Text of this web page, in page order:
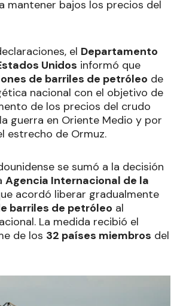
mantener bajos los precios del
el Departamento
Unidos informó que
de barriles de petróleo de
nacional con el objetivo de
de los precios del crudo
guerra en Oriente Medio y por
estrecho de Ormuz.
se sumó a la decisión
Agencia Internacional de la
acordó liberar gradualmente
barriles de petróleo al
La medida recibió el
de los 32 países miembros del